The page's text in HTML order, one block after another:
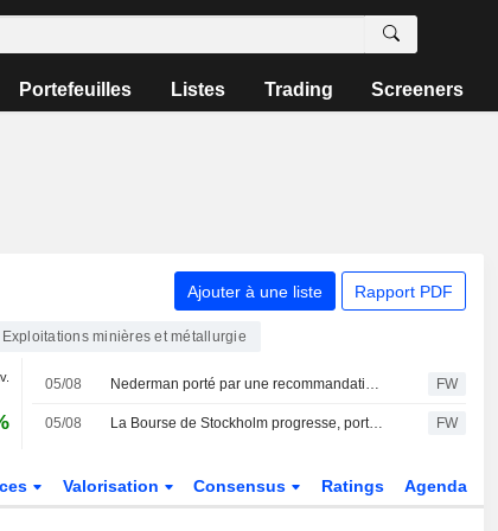
Portefeuilles Listes Trading Screeners
Ajouter à une liste Rapport PDF
Exploitations minières et métallurgie
05/08 Nederman porté par une recommandation d'achat, l'indice OMXS30 inchangé FW
05/08 La Bourse de Stockholm progresse, portée par des informations positives sur Ormuz FW
Valorisation Consensus Ratings Agenda